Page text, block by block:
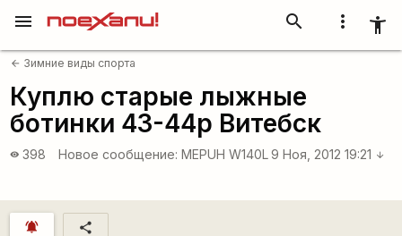
more_vert accessibility_new
search
menu
arrow_back Зимние виды спорта
Куплю старые лыжные
ботинки 43-44р Витебск
visibility 398 Новое сообщение: MEPUH W140L 9 Ноя, 2012 19:21 arrow_downward
notifications_active share